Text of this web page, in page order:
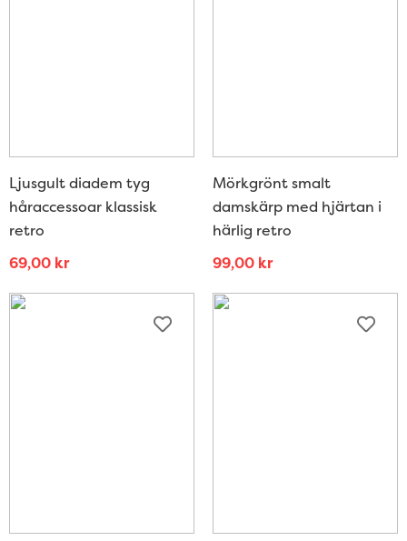
Ljusgult diadem tyg
håraccessoar klassisk
retro
69,00 kr
Mörkgrönt smalt
damskärp med hjärtan i
härlig retro
99,00 kr